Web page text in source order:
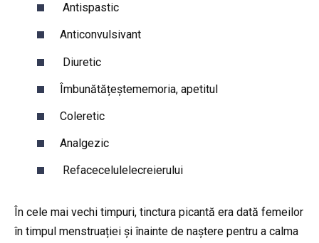
Antispastic
Anticonvulsivant
Diuretic
Îmbunătățeștememoria, apetitul
Coleretic
Analgezic
Refacecelulelecreierului
În cele mai vechi timpuri, tinctura picantă era dată femeilor
în timpul menstruației și înainte de naștere pentru a calma